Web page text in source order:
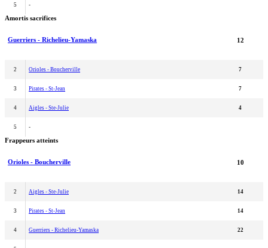
5 -
Amortis sacrifices
Guerriers - Richelieu-Yamaska 12
2 Orioles - Boucherville 7
3 Pirates - St-Jean 7
4 Aigles - Ste-Julie 4
5 -
Frappeurs atteints
Orioles - Boucherville 10
2 Aigles - Ste-Julie 14
3 Pirates - St-Jean 14
4 Guerriers - Richelieu-Yamaska 22